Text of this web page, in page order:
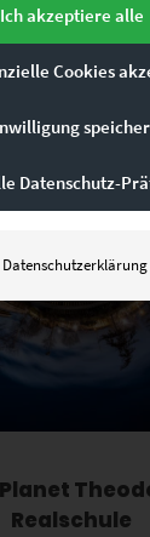
Dieses Produkt weist mehrere Varianten auf. Die Optionen können auf der Produktseite gewählt werden
Realschule
Ich akzeptiere alle
Cookies
Datenschutz-
Datenschutzerklärung